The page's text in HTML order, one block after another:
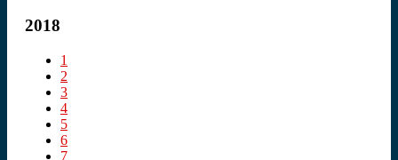
2018
1
2
3
4
5
6
7